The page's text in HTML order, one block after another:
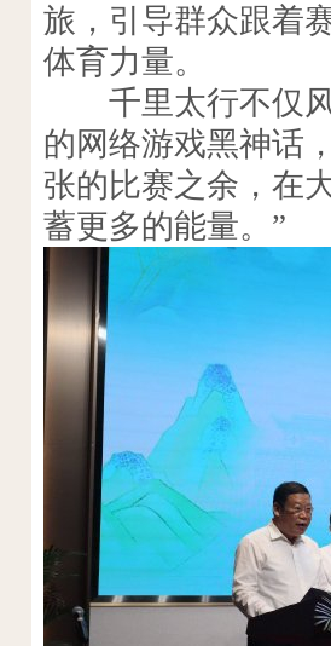
旅，引导群众跟着
体育力量。
千里太行不仅风
的网络游戏黑神话
张的比赛之余，在
蓄更多的能量。”